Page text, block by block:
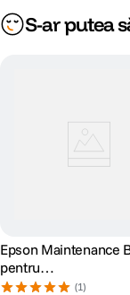
S-ar putea
Epson Maintenance
pentru
L65xx/L151xx/L81xx/
(1)